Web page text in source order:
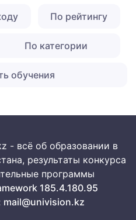
По рейтингу
По категории
обучения
- всё об образовании в
результаты конкурса
программы
185.4.180.95
mail@univision.kz